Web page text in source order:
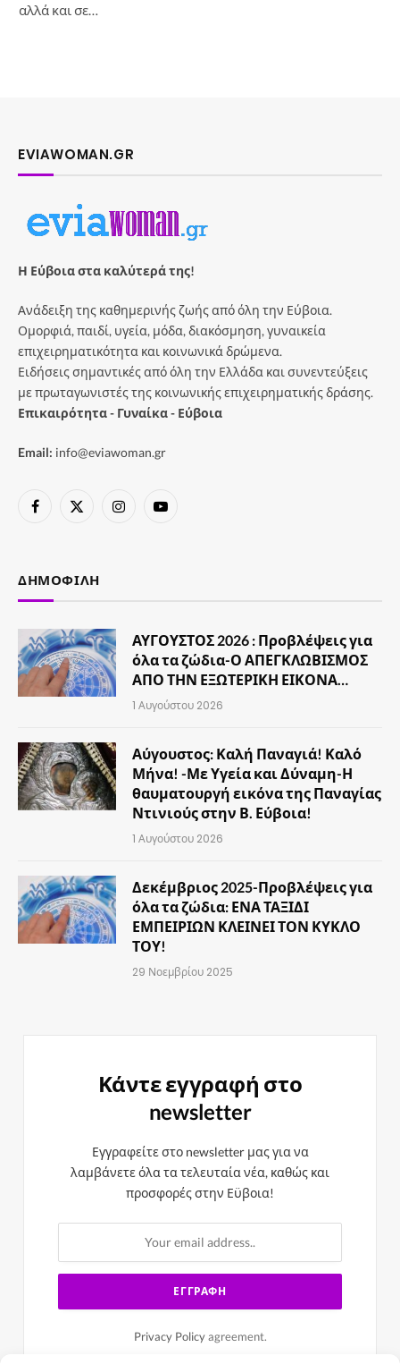
αλλά και σε…
EVIAWOMAN.GR
Η Εύβοια στα καλύτερά της!
Ανάδειξη της καθημερινής ζωής από όλη την Εύβοια.
Ομορφιά, παιδί, υγεία, μόδα, διακόσμηση, γυναικεία
επιχειρηματικότητα και κοινωνικά δρώμενα.
Ειδήσεις σημαντικές από όλη την Ελλάδα και συνεντεύξεις
με πρωταγωνιστές της κοινωνικής επιχειρηματικής δράσης.
Επικαιρότητα - Γυναίκα - Εύβοια
Email: info@eviawoman.gr
Facebook
X
InstagramYouTube
ΔΗΜΟΦΙΛΉ
ΑΥΓΟΥΣΤΟΣ 2026 : Προβλέψεις για
όλα τα ζώδια-Ο ΑΠΕΓΚΛΩΒΙΣΜΟΣ
ΑΠΟ ΤΗΝ ΕΞΩΤΕΡΙΚΗ ΕΙΚΟΝΑ…
1 Αυγούστου 2026
Αύγουστος: Καλή Παναγιά! Καλό
Μήνα! -Με Υγεία και Δύναμη-Η
θαυματουργή εικόνα της Παναγίας
Ντινιούς στην Β. Εύβοια!
1 Αυγούστου 2026
Δεκέμβριος 2025-Προβλέψεις για
όλα τα ζώδια: ΕΝΑ ΤΑΞΙΔΙ
ΕΜΠΕΙΡΙΩΝ ΚΛΕΙΝΕΙ ΤΟΝ ΚΥΚΛΟ
ΤΟΥ!
29 Νοεμβρίου 2025
Κάντε εγγραφή στο
newsletter
Εγγραφείτε στο newsletter μας για να
λαμβάνετε όλα τα τελευταία νέα, καθώς και
προσφορές στην Εϋβοια!
Privacy Policyagreement.